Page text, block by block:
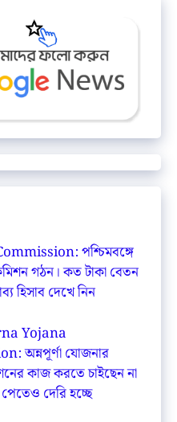
পশ্চিমবঙ্গে
গঠন। কত টাকা বেতন
হিসাব দেখে নিন
Yojana
অন্নপূর্ণা যোজনার
কাজ করতে চাইছেন না
পেতেও দেরি হচ্ছে